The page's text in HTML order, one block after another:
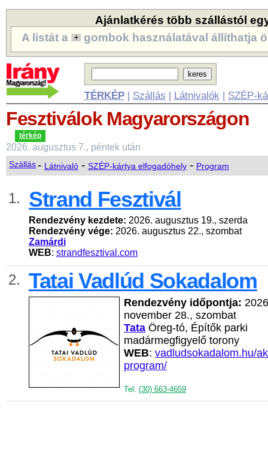
Ajánlatkérés több szállástól
A listát a
gombok használatával állíthatja
TÉRKÉP| Szállás | Látnivalók | SZÉP-
Fesztiválok Magyarországon
térkép
2026. augusztus 7., péntek után
Szállás- Látnivaló - SZÉP-kártya elfogadóhely - Program
1. Strand Fesztivál
Rendezvény kezdete: 2026. augusztus 19., szerda
Rendezvény vége: 2026. augusztus 22., szombat
Zamárdi
WEB: strandfesztival.com
2. Tatai Vadlúd Sokadalom
Rendezvény időpontja:
november 28., szombat
Tata Öreg-tó, Építők parki
madármegfigyelő torony
WEB: vadludsokadalom.hu/
program/
Tel: (30) 663-4659